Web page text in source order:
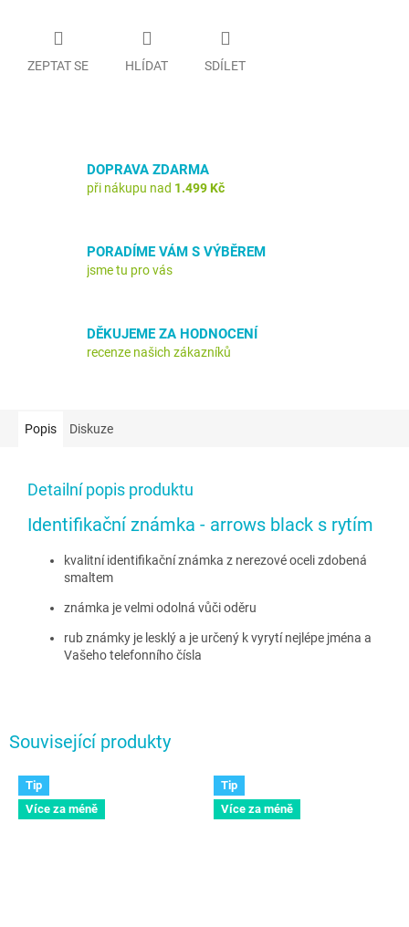
ZEPTAT SE HLÍDAT SDÍLET
DOPRAVA ZDARMA
při nákupu nad 1.499 Kč
PORADÍME VÁM S VÝBĚREM
jsme tu pro vás
DĚKUJEME ZA HODNOCENÍ
recenze našich zákazníků
Související produkty
Tip
Více za méně
Tip
Více za méně
Popis Diskuze
Detailní popis produktu
Identifikační známka - arrows black s rytím
kvalitní identifikační známka z nerezové oceli zdobená
smaltem
známka je velmi odolná vůči oděru
rub známky je lesklý a je určený k vyrytí nejlépe jména a
Vašeho telefonního čísla